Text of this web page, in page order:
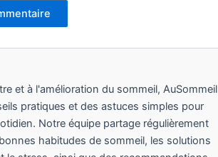
et à l'amélioration du sommeil, AuSommeil
pratiques et des astuces simples pour
Notre équipe partage régulièrement
habitudes de sommeil, les solutions